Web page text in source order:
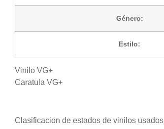
Género:
Estilo:
Vinilo VG+
Caratula VG+
Clasificacion de estados de vinilos usados